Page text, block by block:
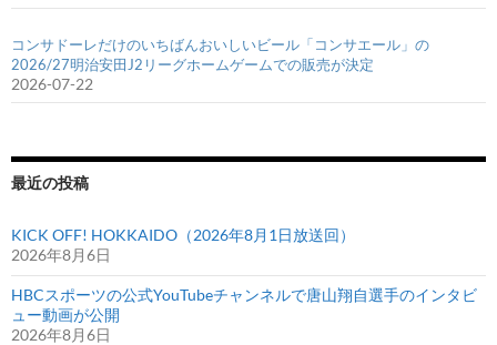
コンサドーレだけのいちばんおいしいビール「コンサエール」の
2026/27明治安田J2リーグホームゲームでの販売が決定
2026-07-22
最近の投稿
KICK OFF! HOKKAIDO（2026年8月1日放送回）
2026年8月6日
HBCスポーツの公式YouTubeチャンネルで唐山翔自選手のインタビ
ュー動画が公開
2026年8月6日